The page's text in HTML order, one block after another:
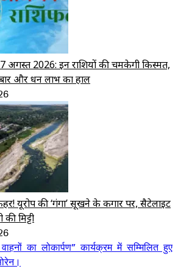
2026: इन राशियों की चमकेगी किस्मत,
और धन लाभ का हाल
यूरोप की ‘गंगा’ सूखने के कगार पर, सैटेलाइट
मिट्टी